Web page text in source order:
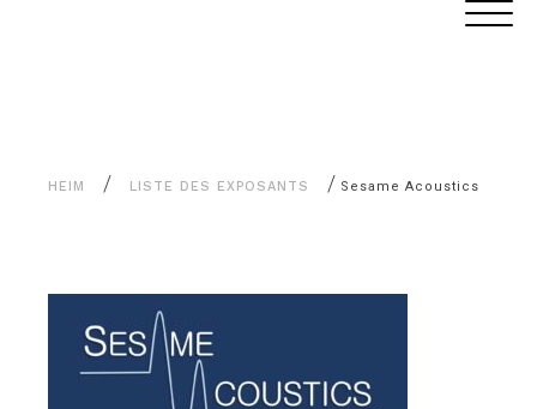
HEIM / LISTE DES EXPOSANTS / Sesame Acoustics